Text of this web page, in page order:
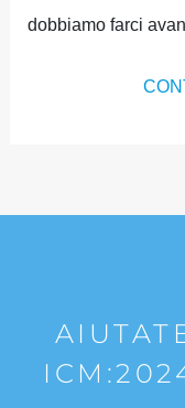
dobbiamo farci